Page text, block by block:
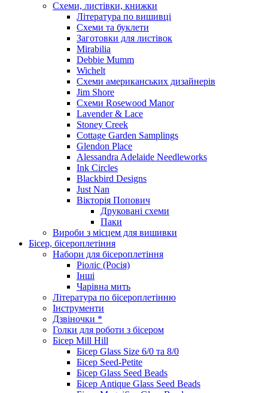
Схеми, листівки, книжки
Література по вишивці
Схеми та буклети
Заготовки для листівок
Mirabilia
Debbie Mumm
Wichelt
Схеми американських дизайнерів
Jim Shore
Cхеми Rosewood Manor
Lavender & Lace
Stoney Creek
Cottage Garden Samplings
Glendon Place
Alessandra Adelaide Needleworks
Ink Circles
Blackbird Designs
Just Nan
Вікторія Попович
Друковані схеми
Паки
Вироби з місцем для вишивки
Бісер, бісероплетіння
Набори для бісероплетіння
Ріоліс (Росія)
Інші
Чарівна мить
Література по бісероплетінню
Інструменти
Дзвіночки *
Голки для роботи з бісером
Бісер Mill Hill
Бісер Glass Size 6/0 та 8/0
Бісер Seed-Petite
Бісер Glass Seed Beads
Бісер Antique Glass Seed Beads